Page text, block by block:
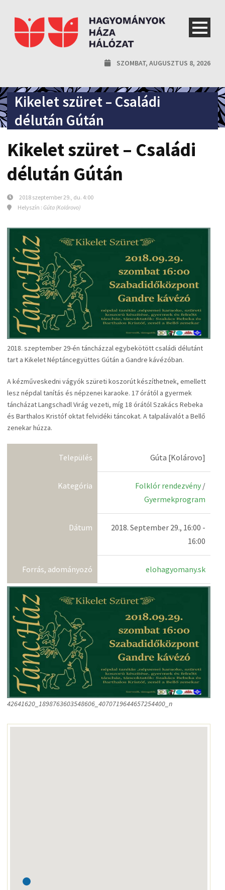
SZOMBAT, AUGUSZTUS 8, 2026
Kikelet szüret – Családi
délután Gútán
Kikelet szüret – Családi
délután Gútán
2018 szeptember 29., du. 4:00
Helyszín : Gúta (Kolárovo)
2018. szeptember 29-én táncházzal egybekötött családi délutánt
tart a Kikelet Néptáncegyüttes Gútán a Gandre kávézóban.
A kézműveskedni vágyók szüreti koszorút készíthetnek, emellett
lesz népdal tanítás és népzenei karaoke. 17 órától a gyermek
táncházat Langschadl Virág vezeti, míg 18 órától Szakács Rebeka
és Barthalos Kristóf oktat felvidéki táncokat. A talpalávalót a Bellő
zenekar húzza.
Település Gúta [Kolárovo]
Kategória Folklór rendezvény /
Gyermekprogram
Dátum
2018. September 29., 16:00 -
16:00
Forrás, adományozó elohagyomany.sk
42641620_1898763603548606_4070719644657254400_n